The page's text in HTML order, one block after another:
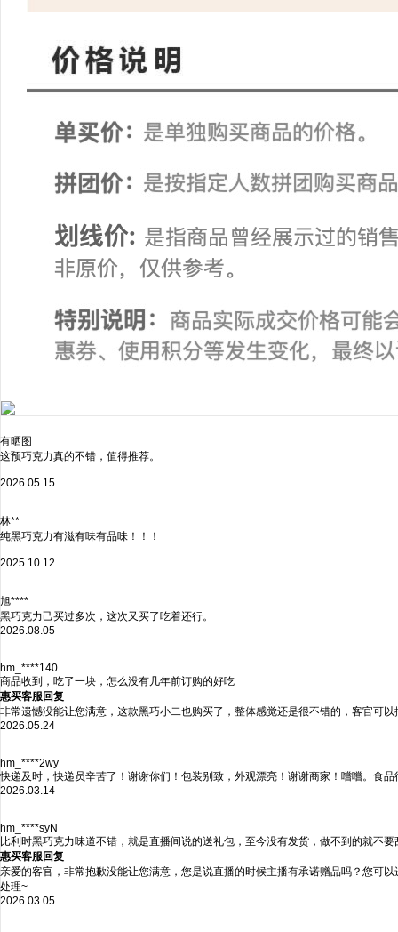
有晒图
这预巧克力真的不错，值得推荐。
2026.05.15
林**
纯黑巧克力有滋有味有品味！！！
2025.10.12
旭****
黑巧克力己买过多次，这次又买了吃着还行。
2026.08.05
hm_****140
商品收到，吃了一块，怎么没有几年前订购的好吃
惠买客服回复
非常遗憾没能让您满意，这款黑巧小二也购买了，整体感觉还是很不错的，客官可
2026.05.24
hm_****2wy
快递及时，快递员辛苦了！谢谢你们！包装别致，外观漂亮！谢谢商家！嚐嚐。食品
2026.03.14
hm_****syN
比利时黑巧克力味道不错，就是直播间说的送礼包，至今没有发货，做不到的就不要
惠买客服回复
亲爱的客官，非常抱歉没能让您满意，您是说直播的时候主播有承诺赠品吗？您可
处理~
2026.03.05